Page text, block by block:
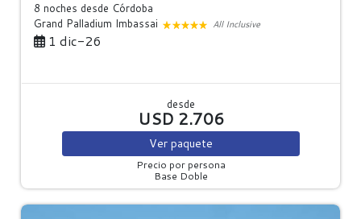
8 noches desde Córdoba
Grand Palladium Imbassai
All Inclusive
1 dic-26
desde
USD 2.706
Ver paquete
Precio por persona
Base Doble